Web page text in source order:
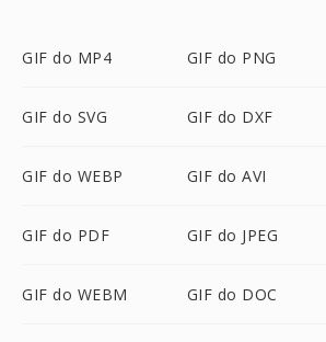
GIF do MP4 GIF do PNG
GIF do SVG GIF do DXF
GIF do WEBP GIF do AVI
GIF do PDF GIF do JPEG
GIF do WEBM GIF do DOC